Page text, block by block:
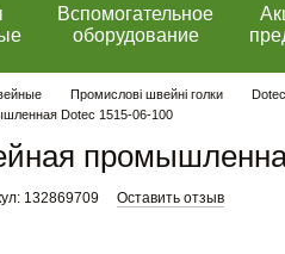
Вспомогательное
оборудование
Промислові швейні голки Dotec
Dotec 1515-06-100
132869709 Оставить отзыв